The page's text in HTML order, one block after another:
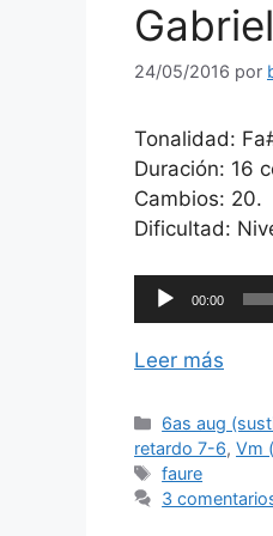
24/05/2016 por
Tonalidad:
Duración: 16
Cambios: 20.
Dificultad:
Reproductor
de
audio
00:00
Leer más
Categorías
6as aug
retardo 7-6, Vm
Etiquetas
faure
3